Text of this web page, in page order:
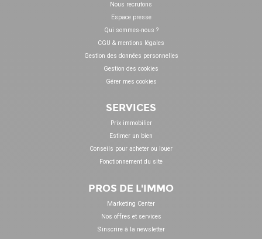
Nous recrutons
Espace presse
Qui sommes-nous ?
CGU & mentions légales
Gestion des données personnelles
Gestion des cookies
Gérer mes cookies
SERVICES
Prix immobilier
Estimer un bien
Conseils pour acheter ou louer
Fonctionnement du site
PROS DE L'IMMO
Marketing Center
Nos offres et services
S'inscrire à la newsletter